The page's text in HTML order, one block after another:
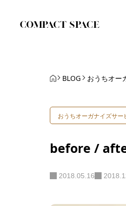
BLOG おうちオー
おうちオーガナイズサー
before /
2018.05.16